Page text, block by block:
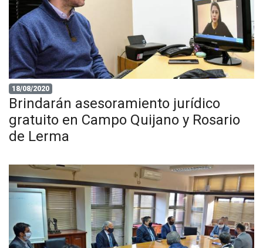
18/08/2020
Brindarán asesoramiento jurídico
gratuito en Campo Quijano y Rosario
de Lerma